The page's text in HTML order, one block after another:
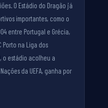
O Estádio do Dragão já
importantes, como o
entre Portugal e Grécia,
Porto na Liga dos
o estádio acolheu a
da UEFA, ganha por